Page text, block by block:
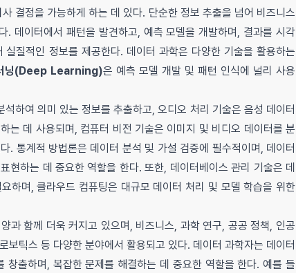
결정을 가능하게 하는 데 있다. 단순한 정보 추출을 넘어 비즈니스
. 데이터에서 패턴을 발견하고, 예측 모델을 개발하며, 결과를 시각
질적인 정보를 제공한다. 데이터 과학은 다양한 기술을 활용하는
닝(Deep Learning)은 예측 모델 개발 및 패턴 인식에 널리 사용
하여 의미 있는 정보를 추출하고, 오디오 처리 기술은 음성 데이터
는 데 사용되며, 컴퓨터 비전 기술은 이미지 및 비디오 데이터를 분
. 통계적 방법론은 데이터 분석 및 가설 검증에 필수적이며, 데이터
현하는 데 중요한 역할을 한다. 또한, 데이터베이스 관리 기술은 데
하며, 클라우드 컴퓨팅은 대규모 데이터 처리 및 모델 학습을 위한
과 함께 더욱 커지고 있으며, 비즈니스, 과학 연구, 공공 정책, 인공
보틱스 등 다양한 분야에서 활용되고 있다. 데이터 과학자는 데이터
창출하며, 복잡한 문제를 해결하는 데 중요한 역할을 한다. 예를 들